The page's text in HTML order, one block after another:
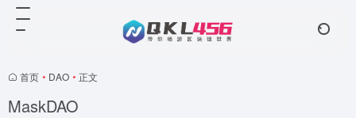
首页 • DAO • 正文
MaskDAO